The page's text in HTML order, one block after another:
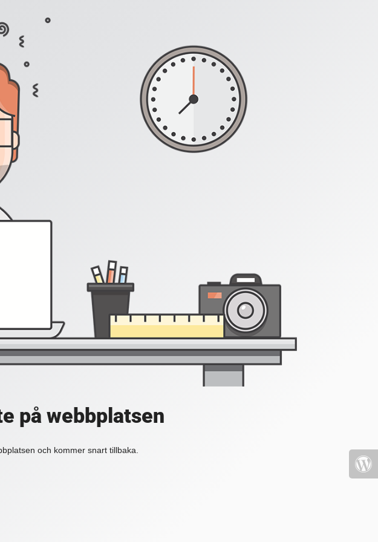
på webbplatsen
och kommer snart tillbaka.